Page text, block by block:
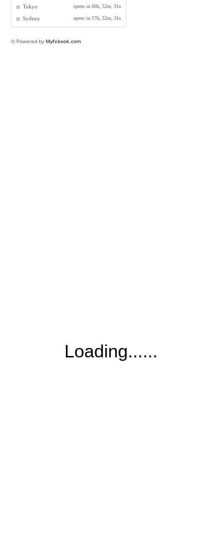
© Powered by Myfxbook.com